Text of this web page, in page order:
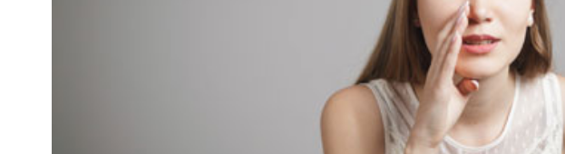
Podden
Anmäl till språkpolisen